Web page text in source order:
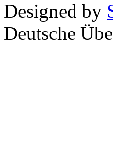
Designed by
Deutsche